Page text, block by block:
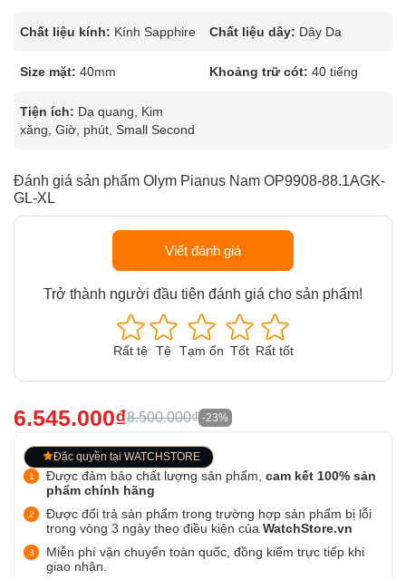
Chất liệu kính: Kính Sapphire Chất liệu dây: Dây Da
Size mặt: 40mm Khoảng trữ cót: 40 tiếng
Tiện ích: Dạ quang, Kim
xăng, Giờ, phút, Small Second
Đánh giá sản phẩm Olym Pianus Nam OP9908-88.1AGK-
GL-XL
Viết đánh giá
Trở thành người đầu tiên đánh giá cho sản phẩm!
Rất tệ Tệ Tạm ổn Tốt Rất tốt
6.545.000₫8.500.000₫ -23%
Đặc quyền tại WATCHSTORE
Được đảm bảo chất lượng sản phẩm, cam kết 100% sản
phẩm chính hãng
Được đổi trả sản phẩm trong trường hợp sản phẩm bị lỗi
trong vòng 3 ngày theo điều kiện của WatchStore.vn
Miễn phí vận chuyển toàn quốc, đồng kiểm trực tiếp khi
giao nhận.